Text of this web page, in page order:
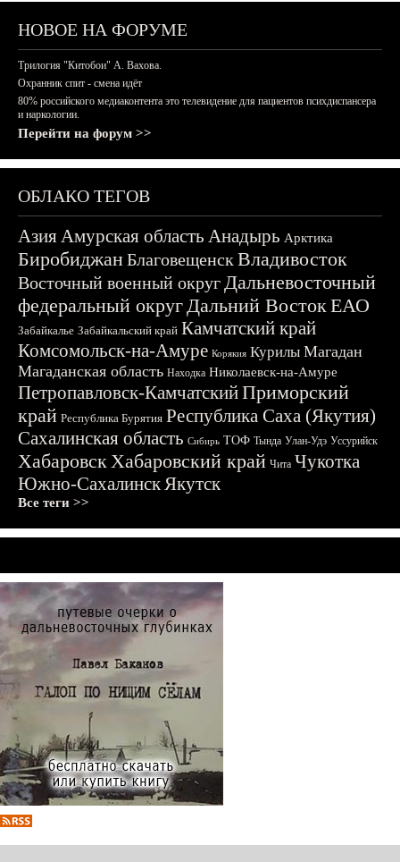
НОВОЕ НА ФОРУМЕ
Трилогия "Китобои" А. Вахова.
Охранник спит - смена идёт
80% российского медиаконтента это телевидение для пациентов психдиспансера
и наркологии.
Перейти на форум >>
ОБЛАКО ТЕГОВ
АзияАмурская область Анадырь Арктика
БиробиджанБлаговещенскВладивосток
Восточный военный округДальневосточный
федеральный округДальний ВостокЕАО
Забайкалье Забайкальский край Камчатский край
Комсомольск-на-Амуре Корякия Курилы Магадан
Магаданская область Находка Николаевск-на-Амуре
Петропавловск-КамчатскийПриморский
край Республика Бурятия Республика Саха (Якутия)
Сахалинская область Сибирь ТОФ Тында Улан-Удэ Уссурийск
ХабаровскХабаровский край Чита Чукотка
Южно-СахалинскЯкутск
Все теги >>